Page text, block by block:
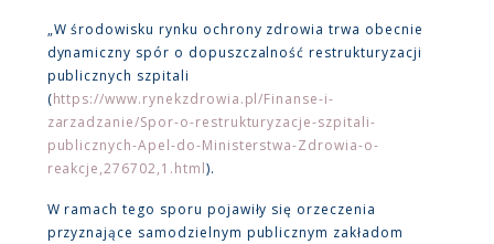
„W środowisku rynku ochrony zdrowia trwa obecnie
dynamiczny spór o dopuszczalność restrukturyzacji
publicznych szpitali
(https://www.rynekzdrowia.pl/Finanse-i-
zarzadzanie/Spor-o-restrukturyzacje-szpitali-
publicznych-Apel-do-Ministerstwa-Zdrowia-o-
reakcje,276702,1.html).
W ramach tego sporu pojawiły się orzeczenia
przyznające samodzielnym publicznym zakładom